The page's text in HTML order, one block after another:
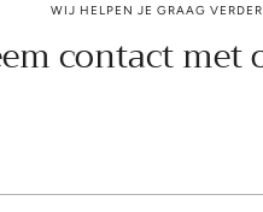
WIJ HELPEN JE GRAAG VERDER
contact met